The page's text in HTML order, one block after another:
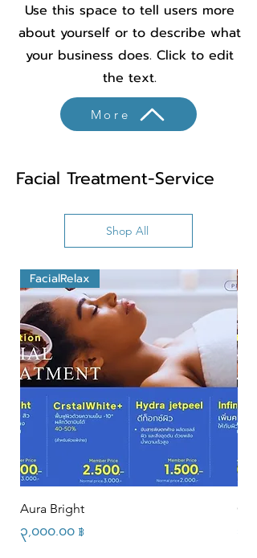
Use this space to tell users more
about yourself or to describe what
your business does. Click to edit
the text.
More
Facial Treatment-Service
Shop All
FacialRelax
Aura Bright
Price
၃,၀၀၀.၀၀ ฿